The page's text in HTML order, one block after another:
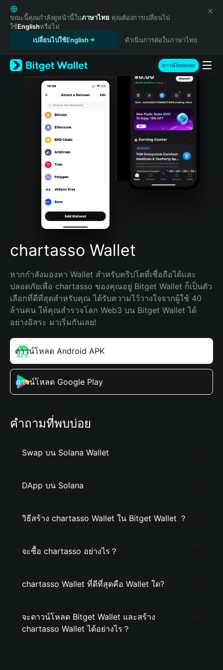
English
日本語
Tiếng Việt
Español (Latinoamérica)
Türkçe
Italiano
Português (Portugal)
Bahasa Indonesia
Português (Brasil)
Español (Argentina)
ขณะนี้คุณกำลังดูหน้านี้ในภาษาไทย คุณต้องการเปลี่ยนไป
ใช้Englishหรือไม่
เปลี่ยนไปใช้English
ดำเนินการต่อในภาษาไทย
ดาวน์โหลดเลย
chartasso Wallet
หากกำลังมองหา Wallet สำหรับคริปโตที่เชื่อถือได้และ
ปลอดภัยเพื่อ chartasso ของคุณอยู่ Bitget Wallet ก็เป็นตัว
เลือกที่ดีที่สุดสำหรับคุณ ได้รับความไว้วางใจจากผู้ใช้ 40
ล้านคน ให้คุณสำรวจโลก Web3 บน Bitget Wallet ได้
อย่างอิสระ มาเริ่มกันเลย!
ดาวน์โหลด Android APK
ดาวน์โหลด Google Play
คำถามที่พบบ่อย
Swap บน Solana Wallet
DApp บน Solana
วิธีสร้าง chartasso Wallet ใน Bitget Wallet ？
จะซื้อ chartasso อย่างไร？
chartasso Wallet ที่ดีที่สุดคือ Wallet ใด?
จะดาวน์โหลด Bitget Wallet และสร้าง
chartasso Wallet ได้อย่างไร？